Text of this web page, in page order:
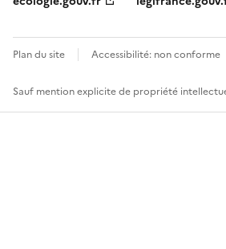
Plan du site Accessibilité: non conforme
Sauf mention explicite de propriété